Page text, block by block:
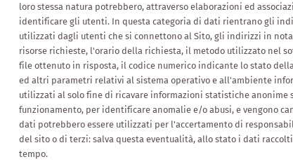
ESPERIENZE
Catinaccio e Latemar
Estate a 1.180 m
Emozioni invernali
loro stessa natura potrebbero, attraverso elaborazioni ed
identificare gli utenti. In questa categoria di dati rientrano gli
utilizzati dagli utenti che si connettono al Sito, gli indirizzi in
risorse richieste, l'orario della richiesta, il metodo utilizzato nel
file ottenuto in risposta, il codice numerico indicante lo stato
ed altri parametri relativi al sistema operativo e all'ambiente
utilizzati al solo fine di ricavare informazioni statistiche anonime
funzionamento, per identificare anomalie e/o abusi, e vengono
dati potrebbero essere utilizzati per l'accertamento di
del sito o di terzi: salva questa eventualità, allo stato i dati
tempo.